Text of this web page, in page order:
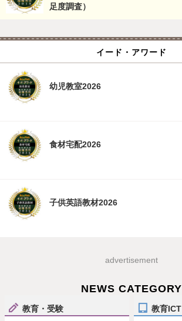
足度調査）
イード・アワード
幼児教室2026
食材宅配2026
子供英語教材2026
advertisement
NEWS CATEGORY
教育・受験 教育ICT